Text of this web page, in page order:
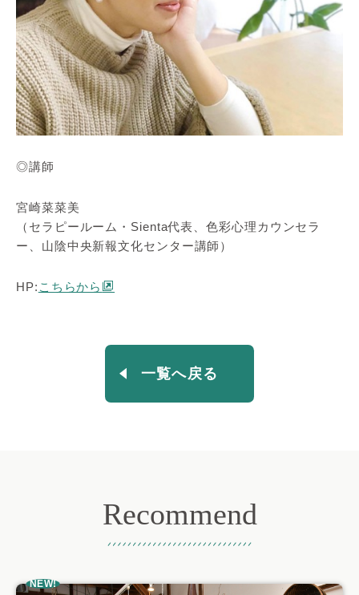
◎講師
宮崎菜菜美
（セラピールーム・Sienta代表、色彩心理カウンセラ
ー、山陰中央新報文化センター講師）
HP: こちらから
一覧へ戻る
Recommend
NEW!